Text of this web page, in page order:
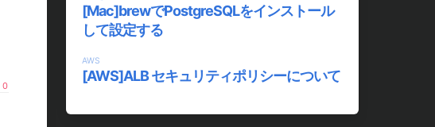
0